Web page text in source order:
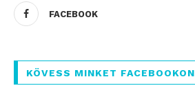
FACEBOOK
KÖVESS MINKET FACEBOOKON